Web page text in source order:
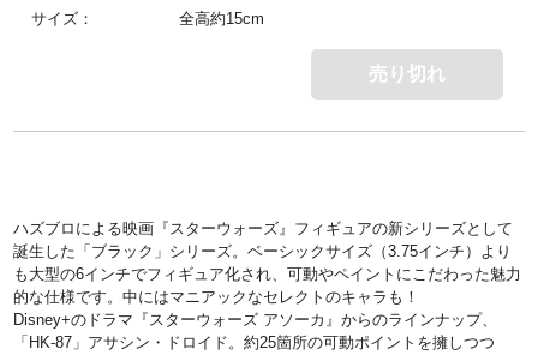
サイズ：
全高約15cm
売り切れ
ハズブロによる映画『スターウォーズ』フィギュアの新シリーズとして
誕生した「ブラック」シリーズ。ベーシックサイズ（3.75インチ）より
も大型の6インチでフィギュア化され、可動やペイントにこだわった魅力
的な仕様です。中にはマニアックなセレクトのキャラも！
Disney+のドラマ『スターウォーズ アソーカ』からのラインナップ、
「HK-87」アサシン・ドロイド。約25箇所の可動ポイントを擁しつつ